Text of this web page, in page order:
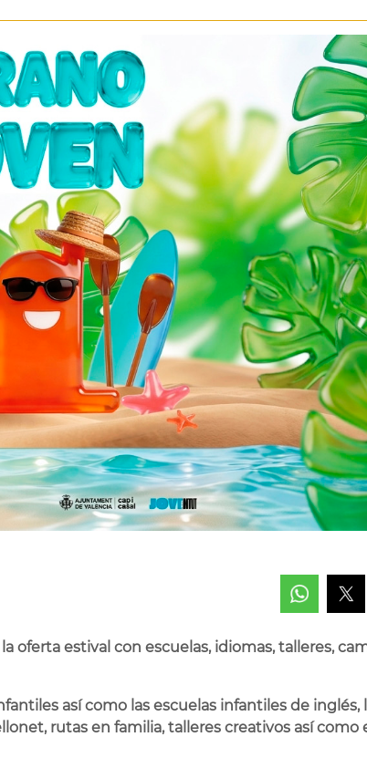
oferta estival con escuelas, idiomas, talleres,
así como las escuelas infantiles de inglés,
rutas en familia, talleres creativos así como